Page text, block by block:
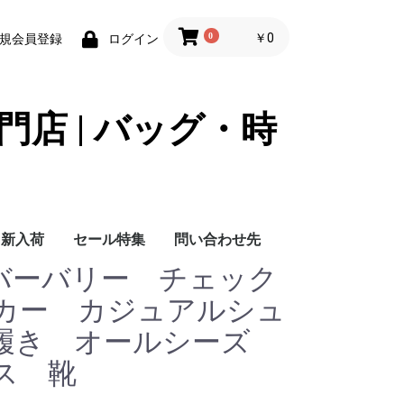
会員登録 ログイン 0 ￥0
店 | バッグ・時
新入荷 セール特集 問い合わせ先
問い合わせ先
ーバリー チェック
ー カジュアルシュ
き オールシーズ
靴